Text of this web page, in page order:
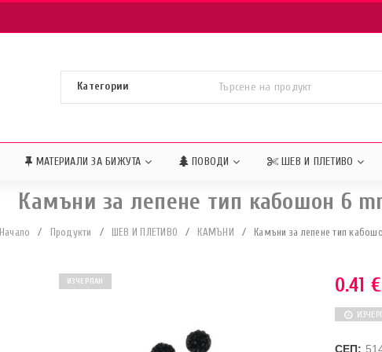
МАТЕРИАЛИ ЗА БИЖУТА ПОВОДИ ШЕВ И ПЛЕТИВО
Камъни за лепене тип кабошон 6
Начало / Продукти / ШЕВ И ПЛЕТИВО / КАМЪНИ / Камъни за лепене тип
ИЗЧЕРПАН 0.41 €
СЕП: